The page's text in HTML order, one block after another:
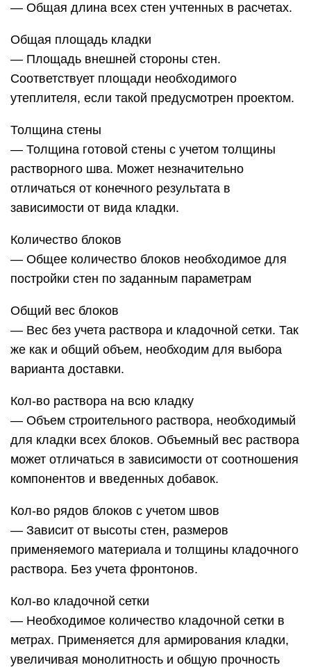
— Общая длина всех стен учтенных в расчетах.
Общая площадь кладки
— Площадь внешней стороны стен.
Соответствует площади необходимого
утеплителя, если такой предусмотрен проектом.
Толщина стены
— Толщина готовой стены с учетом толщины
растворного шва. Может незначительно
отличаться от конечного результата в
зависимости от вида кладки.
Количество блоков
— Общее количество блоков необходимое для
постройки стен по заданным параметрам
Общий вес блоков
— Вес без учета раствора и кладочной сетки. Так
же как и общий объем, необходим для выбора
варианта доставки.
Кол-во раствора на всю кладку
— Объем строительного раствора, необходимый
для кладки всех блоков. Объемный вес раствора
может отличаться в зависимости от соотношения
компонентов и введенных добавок.
Кол-во рядов блоков с учетом швов
— Зависит от высоты стен, размеров
применяемого материала и толщины кладочного
раствора. Без учета фронтонов.
Кол-во кладочной сетки
— Необходимое количество кладочной сетки в
метрах. Применяется для армирования кладки,
увеличивая монолитность и общую прочность